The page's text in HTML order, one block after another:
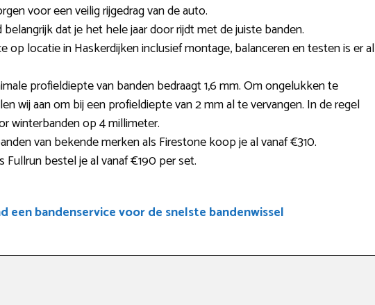
voor een veilig rijgedrag van de auto.
dat je het hele jaar door rijdt met de juiste banden.
op locatie in Haskerdijken inclusief montage, balanceren en testen is er al
profieldiepte van banden bedraagt 1,6 mm. Om ongelukken te
wij aan om bij een profieldiepte van 2 mm al te vervangen. In de regel
winterbanden op 4 millimeter.
van bekende merken als Firestone koop je al vanaf €310.
Fullrun bestel je al vanaf €190 per set.
een bandenservice voor de snelste bandenwissel